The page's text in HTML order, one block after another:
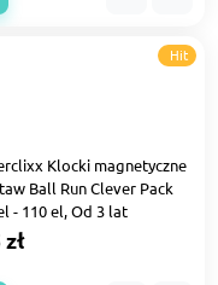
Hit
Klocki magnetyczne
Ball Run Clever Pack
- 110 el, Od 3 lat